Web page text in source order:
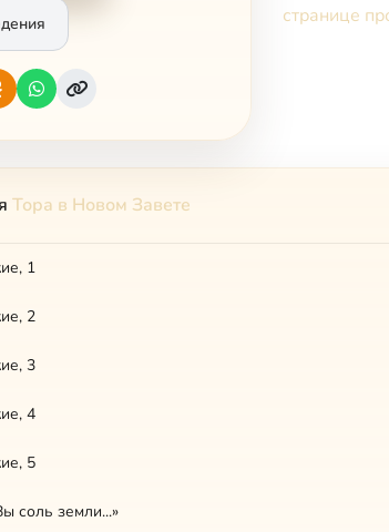
странице
Тора в Новом Завете
1
2
3
4
5
соль земли...»